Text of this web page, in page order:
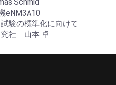
Schmid
eNM3A10
の標準化に向けて
社 山本 卓